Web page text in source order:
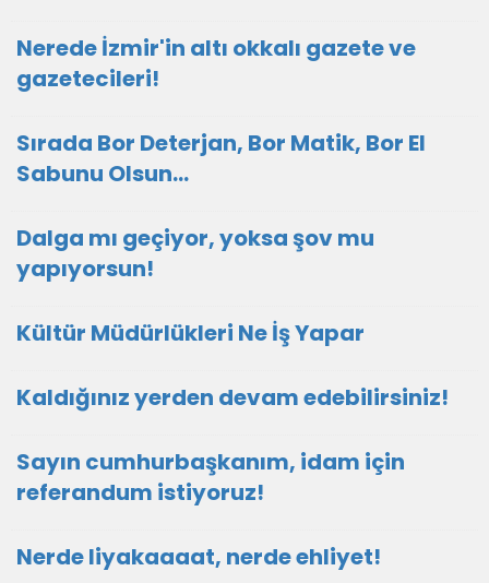
Nerede İzmir'in altı okkalı gazete ve
gazetecileri!
Sırada Bor Deterjan, Bor Matik, Bor El
Sabunu Olsun…
Dalga mı geçiyor, yoksa şov mu
yapıyorsun!
Kültür Müdürlükleri Ne İş Yapar
Kaldığınız yerden devam edebilirsiniz!
Sayın cumhurbaşkanım, idam için
referandum istiyoruz!
Nerde liyakaaaat, nerde ehliyet!